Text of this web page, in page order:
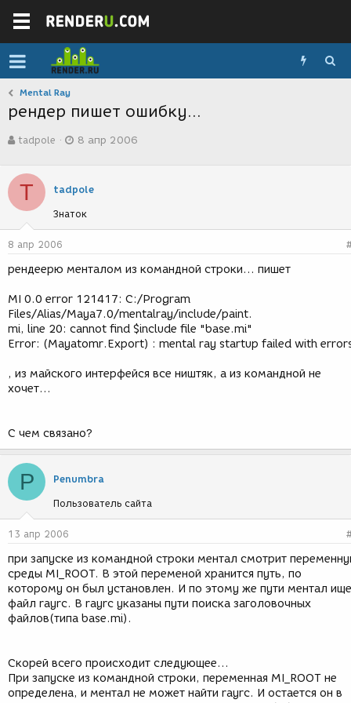
Mental Ray
рендер пишет ошибку...
в
о
р
е
м
ы
tadpole
а
с
з
д
и
8 апр 2006
T tadpole
Знаток
8 апр 2006
рендеерю менталом из командной строки... пишет
MI 0.0 error 121417: C:/Program
Files/Alias/Maya7.0/mentalray/include/paint.
mi, line 20: cannot find $include file "base.mi"
Error: (Mayatomr.Export) : mental ray startup failed with
, из майского интерфейся все ништяк, а из командной не
хочет...
С чем связано?
P Penumbra
Пользователь сайта
13 апр 2006
при запуске из командной строки ментал смотрит
среды MI_ROOT. В этой переменой хранится путь, по
которому он был установлен. И по этому же пути ментал
файл rayrc. В rayrc указаны пути поиска заголовочных
файлов(типа base.mi).
Скорей всего происходит следующее...
При запуске из командной строки, переменная MI_ROOT не
определена, и ментал не может найти rayrc. И остается он в